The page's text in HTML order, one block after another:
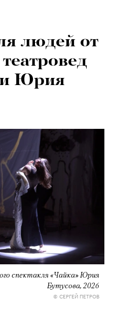
людей от
Юрия
спектакля «Чайка» Юрия
Бутусова, 2026
© СЕРГЕЙ ПЕТРОВ